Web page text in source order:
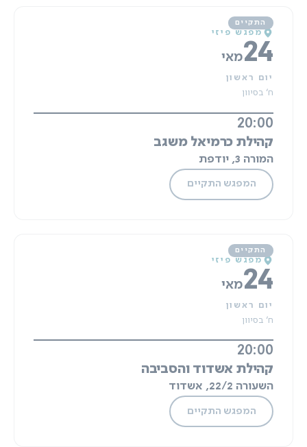
מפגש פיזי
24מאי
יום ראשון
ח' בסיוון
20:00
קהילת כרמיאל משגב
המורה 3, יודפת
המפגש התקיים
מפגש פיזי
24מאי
יום ראשון
ח' בסיוון
20:00
קהילת אשדוד והסביבה
השעורה 22/2, אשדוד
המפגש התקיים